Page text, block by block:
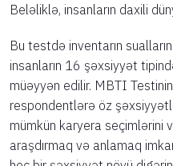
Beləliklə, insanların daxili
Bu testdə inventarın
insanların 16 şəxsiyyət
müəyyən edilir. MBTI
respondentlərə öz
mümkün karyera seçimlərini
araşdırmaq və anlamaq